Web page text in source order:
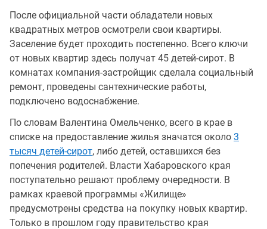
После официальной части обладатели новых
квадратных метров осмотрели свои квартиры.
Заселение будет проходить постепенно. Всего ключи
от новых квартир здесь получат 45 детей-сирот. В
комнатах компания-застройщик сделала социальный
ремонт, проведены сантехнические работы,
подключено водоснабжение.
По словам Валентина Омельченко, всего в крае в
списке на предоставление жилья значатся около 3
тысяч детей-сирот, либо детей, оставшихся без
попечения родителей. Власти Хабаровского края
поступательно решают проблему очередности. В
рамках краевой программы «Жилище»
предусмотрены средства на покупку новых квартир.
Только в прошлом году правительство края